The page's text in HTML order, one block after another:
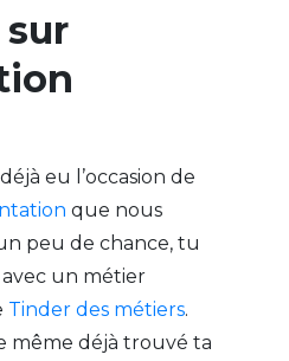
eu l’occasion de
que nous
peu de chance, tu
avec un métier
Tinder des métiers.
même déjà trouvé ta